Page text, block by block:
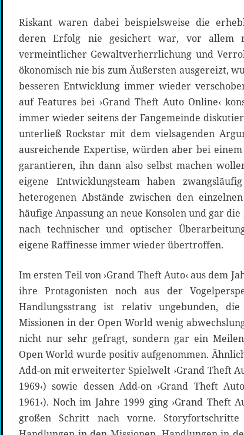
Riskant waren dabei beispielsweise die
deren Erfolg nie gesichert war, vor allem
vermeintlicher Gewaltverherrlichung und
ökonomisch nie bis zum Äußersten ausgereizt,
besseren Entwicklung immer wieder
auf Features bei ›Grand Theft Auto Online‹
immer wieder seitens der Fangemeinde
unterließ Rockstar mit dem vielsagenden
ausreichende Expertise, würden aber bei einem
garantieren, ihn dann also selbst machen
eigene Entwicklungsteam haben
heterogenen Abstände zwischen den
häufige Anpassung an neue Konsolen und gar
nach technischer und optischer
eigene Raffinesse immer wieder übertroffen.
Im ersten Teil von ›Grand Theft Auto‹ aus dem
ihre Protagonisten noch aus der
Handlungsstrang ist relativ ungebunden,
Missionen in der Open World wenig
nicht nur sehr gefragt, sondern gar ein
Open World wurde positiv aufgenommen.
Add-on mit erweiterter Spielwelt ›Grand Theft
1969‹) sowie dessen Add-on ›Grand Theft
1961‹). Noch im Jahre 1999 ging ›Grand Theft
großen Schritt nach vorne.